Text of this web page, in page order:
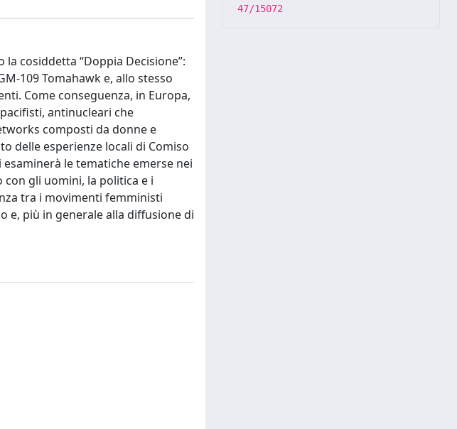
cosiddetta “Doppia Decisione”:
109 Tomahawk e, allo stesso
Come conseguenza, in Europa,
antinucleari che
composti da donne e
delle esperienze locali di Comiso
le tematiche emerse nei
gli uomini, la politica e i
tra i movimenti femministi
e, più in generale alla diffusione di
47/15072